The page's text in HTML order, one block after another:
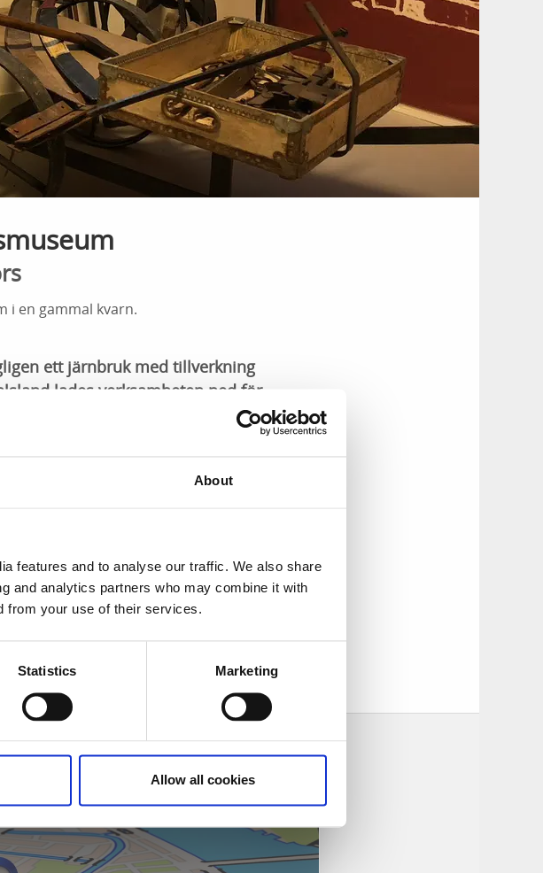
About
features and to analyse our traffic. We also share
and analytics partners who may combine it with
from your use of their services.
Statistics Marketing
Allow all cookies
i en gammal kvarn.
ett järnbruk med tillverkning
lades verksamheten ned för
som berättar platsens historia
pappersbruk och vidare till
är museet inrymt i den gamla
det också om på museet, liksom om
under
kostnad av
. Visningarna beställs